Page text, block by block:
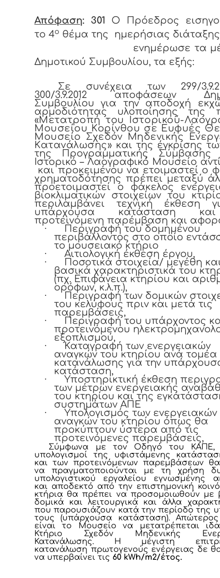
Απόφαση: 301 Ο Πρόεδρος
το 4ο θέμα της ημερήσιας διάταξης
ενημέρωσε τα μέλη
Δημοτικού Συμβουλίου, τα εξής:
Σε συνέχεια των 299/
300/3.9.2012 αποφάσεων
Συμβουλίου για την αποδοχή
αρμοδιότητας υλοποίησης της
«Μετατροπή του Ιστορικού-
Μουσείου Κορίνθου σε Ευφυές
Μουσείο Σχεδόν Μηδενικής
Κατανάλωσης» και της έγκρισης
της Προγραμματικής
Ιστορικό – Λαογραφικό Μουσείο
και προκειμένου να ετοιμαστεί ο
χρηματοδότησης πρέπει μεταξύ
προετοιμαστεί ο φάκελος
βιοκλιματικών στοιχείων του
περιλαμβάνει τεχνική έκθεση
υπάρχουσα κατάσταση
προτεινόμενη παρέμβαση και
·
Περιγραφή του δομημένου
περιβάλλοντος στο οποίο
το μουσειακό κτήριο
·
Αιτιολογική έκθεση έργου,
·
Ποσοτικά στοιχεία/ μεγέθη
βασικά χαρακτηριστικά του
(πχ. Επιφάνεια κτηρίου και
ορόφων, κ.λ.π.),
·
Περιγραφή των δομικών
του κελύφους πριν και μετά τις
παρεμβάσεις,
·
Περιγραφή του υπάρχοντος
προτεινόμενου
εξοπλισμού,
·
Καταγραφή των ενεργειακών
αναγκών του κτηρίου ανά τομέα
κατανάλωσης για την
κατάσταση,
·
Υποστηρικτική έκθεση
των μέτρων ενεργειακής
του κτηρίου και της
συστημάτων ΑΠΕ
·
Υπολογισμός των ενεργειακών
αναγκών του κτηρίου όπως θα
προκύπτουν ύστερα από τις
προτεινόμενες παρεμβάσεις,
Σύμφωνα με τον Οδηγό του ΚΑΠΕ,
υπολογισμοί της υφιστάμενης
και των προτεινόμενων παρεμβάσεων
να πραγματοποιούνται με τη χρήση
υπολογιστικού εργαλείου εγνωσμένης
και αποδεκτό από την επιστημονική
κτήρια θα πρέπει να προσομοιωθούν με
δομικά και λειτουργικά και άλλα
που παρουσιάζουν κατά την περίοδο της
τους (υπάρχουσα κατάσταση).
είναι το Μουσείο να μετατρέπεται
Κτήριο Σχεδόν Μηδενικής
Κατανάλωσης. Η μέγιστη
κατανάλωση πρωτογενούς ενέργειας δε
να υπερβαίνει τις 60 kWh/m2/έτος.